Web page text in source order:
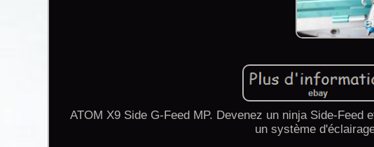
ATOM X9 Side G-Feed MP. Devenez un ninja Side-
un système